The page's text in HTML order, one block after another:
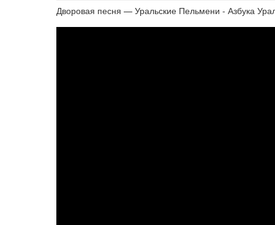
Дворовая песня — Уральские Пельмени - Азбука